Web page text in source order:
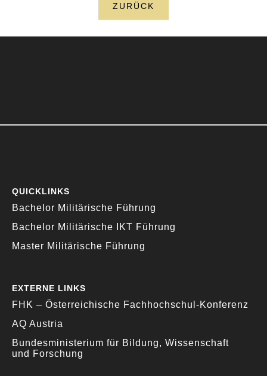
ZURÜCK
QUICKLINKS
Bachelor Militärische Führung
Bachelor Militärische IKT Führung
Master Militärische Führung
EXTERNE LINKS
FHK – Österreichische Fachhochschul-Konferenz
AQ Austria
Bundesministerium für Bildung, Wissenschaft
und Forschung